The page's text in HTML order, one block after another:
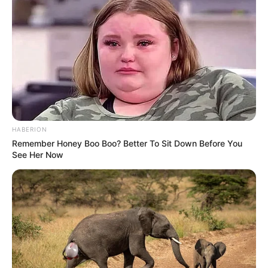
Découvrez le Cheval du jour
Le Pronostic PMU du Quinté du jour en 7
chevaux du PRIX DU CHENE DU COUP DE
FOUDRE
1er: 9 NOBLEMAN
2ème: 15 CASARES
3ème: 10 AFTER MIDNIGHT
4ème: 14 TILILA
5ème: 6 DAZZLING JEWEL
6ème: 8 CLIFFS OF MOHER
7ème: 7 FOREVER GIVEN
Les regrets ou en cas de non-partant: 11 MASSIMO
MERIDIO et/ou 5 THE FIRST DANCE
HABERION
Remember Honey Boo Boo? Better To Sit Down Before You
See Her Now